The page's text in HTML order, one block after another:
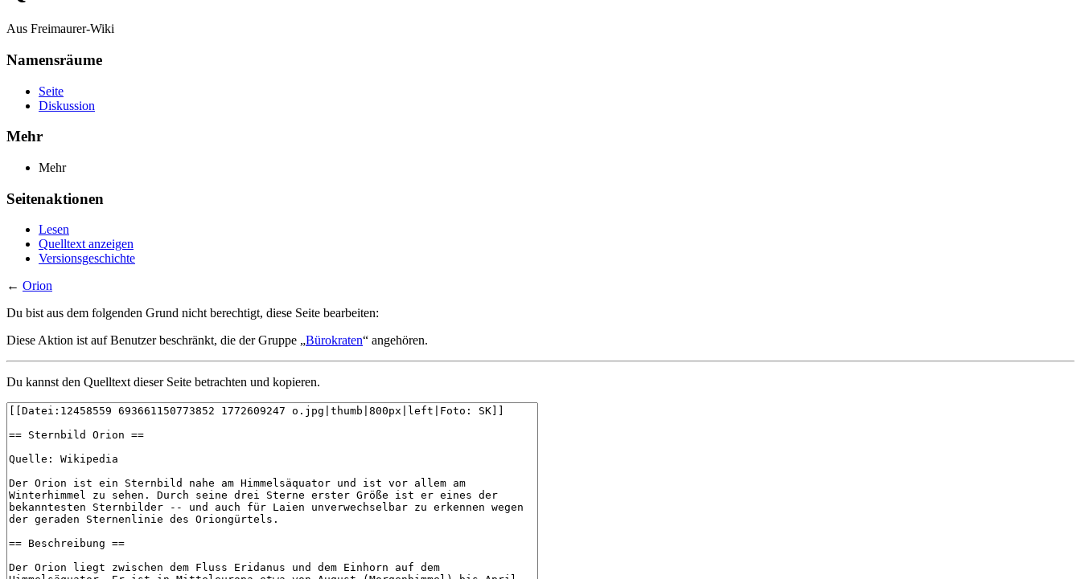
Aus Freimaurer-Wiki
Namensräume
Seite
Diskussion
Mehr
Mehr
Seitenaktionen
Lesen
Quelltext anzeigen
Versionsgeschichte
← Orion
Du bist aus dem folgenden Grund nicht berechtigt, diese Seite bearbeiten:
Diese Aktion ist auf Benutzer beschränkt, die der Gruppe „Bürokraten“ angehören.
Du kannst den Quelltext dieser Seite betrachten und kopieren.